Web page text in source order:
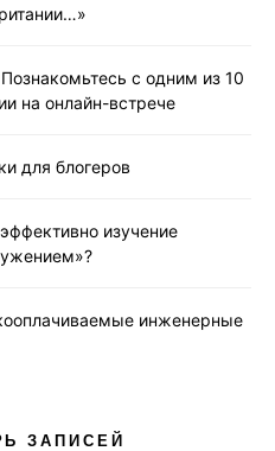
Познакомьтесь с одним из 10
на онлайн-встрече
для блогеров
изучение
инженерные
ЗАПИСЕЙ